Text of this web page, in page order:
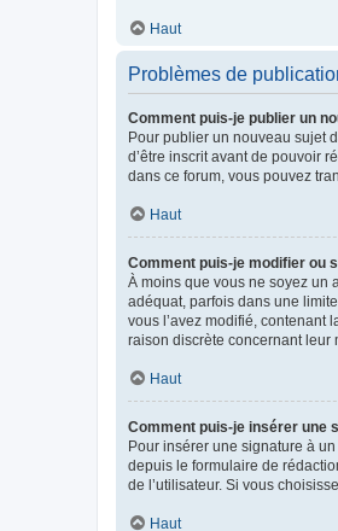
Haut
Problèmes de
Comment puis-je publier un
Pour publier un nouveau sujet
d’être inscrit avant de pouvoir
dans ce forum, vous pouvez
Haut
Comment puis-je modifier ou
À moins que vous ne soyez un
adéquat, parfois dans une
vous l’avez modifié, contenant
raison discrète concernant leur
Haut
Comment puis-je insérer une
Pour insérer une signature à
depuis le formulaire de
de l’utilisateur. Si vous
Haut